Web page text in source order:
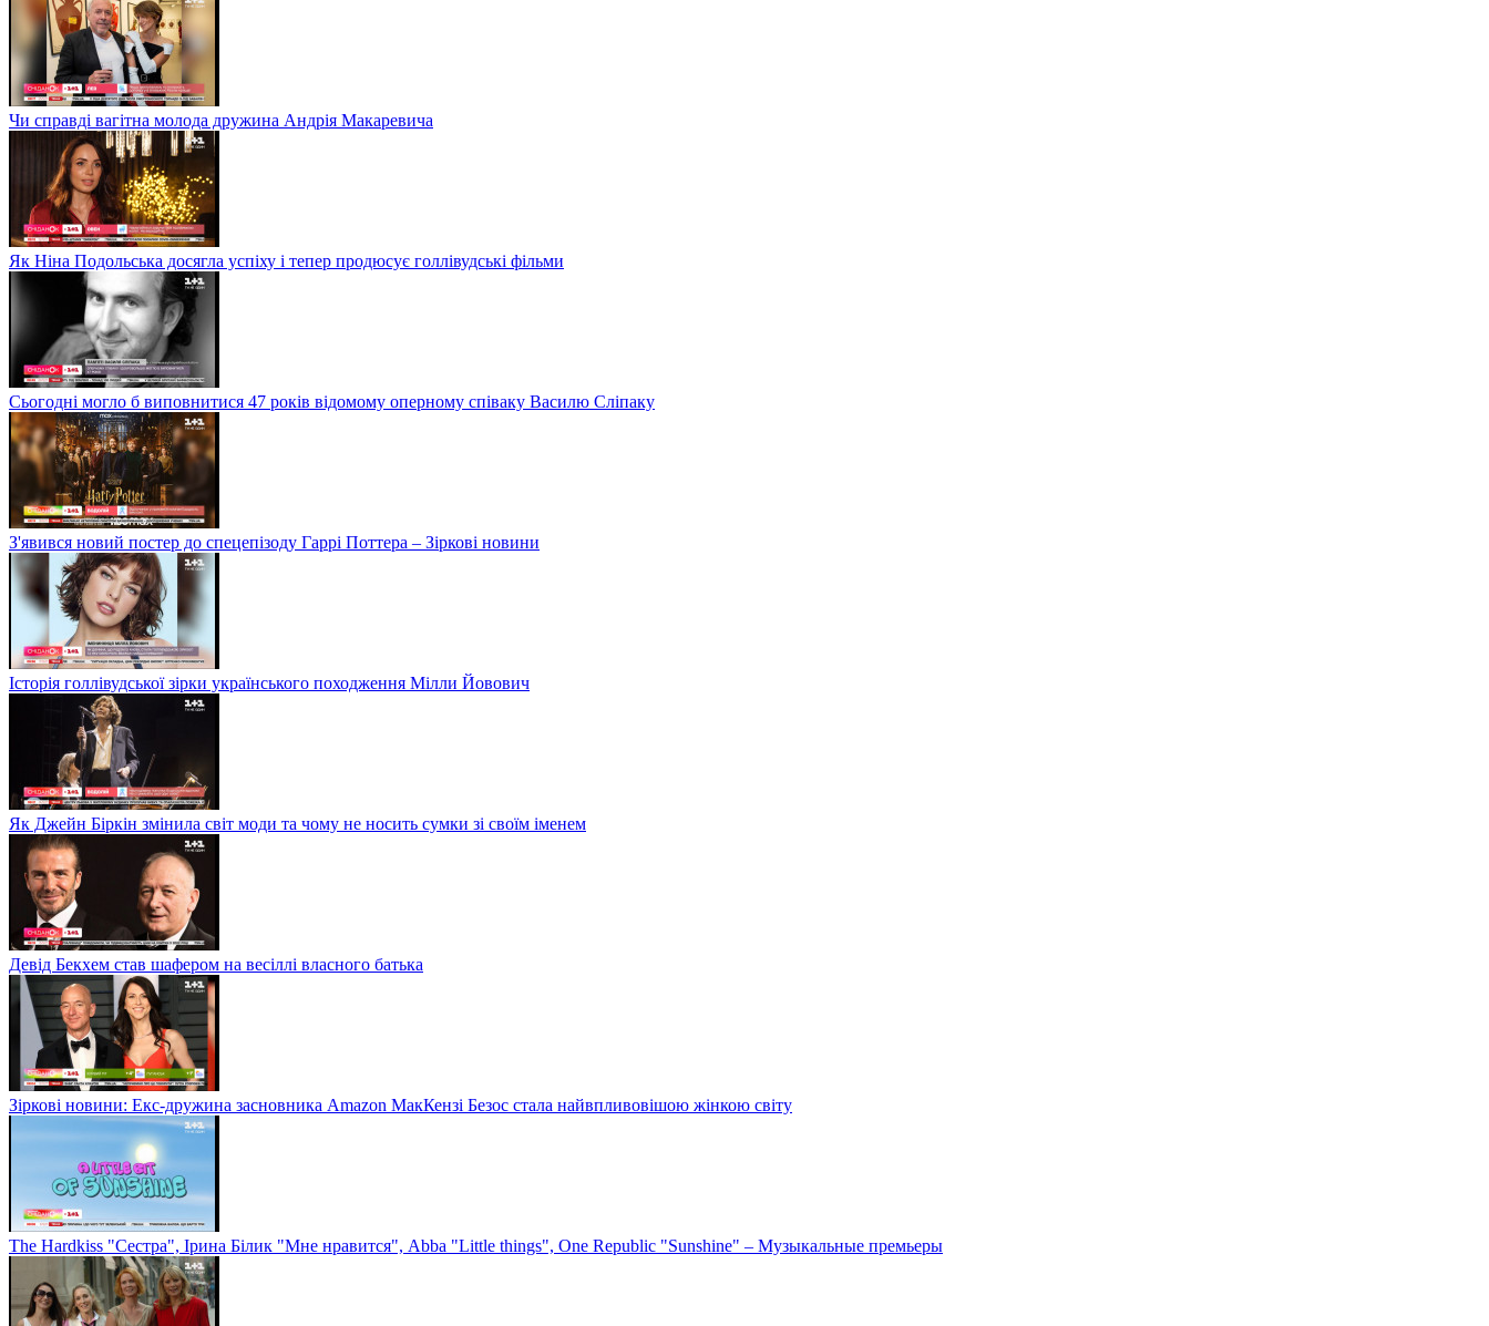
Чи справді вагітна молода дружина Андрія Макаревича
Як Ніна Подольська досягла успіху і тепер продюсує голлівудські фільми
Сьогодні могло б виповнитися 47 років відомому оперному співаку Василю Сліпаку
З'явився новий постер до спецепізоду Гаррі Поттера – Зіркові новини
Історія голлівудської зірки українського походження Мілли Йовович
Як Джейн Біркін змінила світ моди та чому не носить сумки зі своїм іменем
Девід Бекхем став шафером на весіллі власного батька
Зіркові новини: Екс-дружина засновника Amazon МакКензі Безос стала найвпливовішою жінкою світу
The Hardkiss "Сестра", Ірина Білик "Мне нравится", Abba "Little things", One Republic "Sunshine" – Музыкальные премьеры